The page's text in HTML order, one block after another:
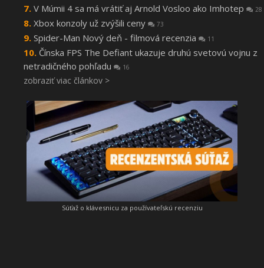
V Múmii 4 sa má vrátiť aj Arnold Vosloo ako Imhotep 28
Xbox konzoly už zvýšili ceny 73
Spider-Man Nový deň - filmová recenzia 11
Čínska FPS The Defiant ukazuje druhú svetovú vojnu z
netradičného pohľadu
16
zobraziť viac článkov >
Súťaž o klávesnicu za používateľskú recenziu